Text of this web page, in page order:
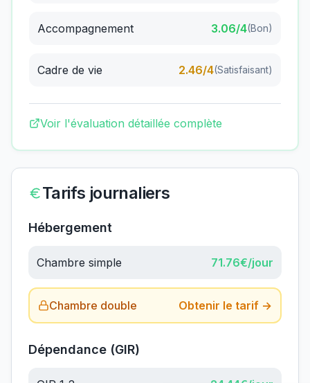
Accompagnement 3.06/4(Bon)
Cadre de vie 2.46/4(Satisfaisant)
Voir l'évaluation détaillée complète
Tarifs journaliers
Hébergement
Chambre simple 71.76€/jour
Chambre double Obtenir le tarif →
Dépendance (GIR)